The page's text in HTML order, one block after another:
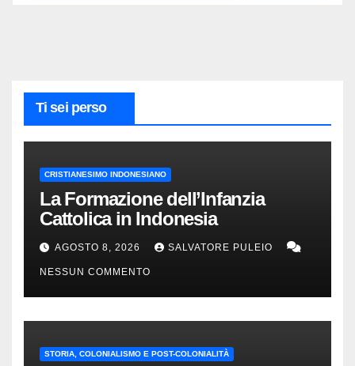
Ti sei perso
CRISTIANESIMO INDONESIANO
La Formazione dell’Infanzia
Cattolica in Indonesia
AGOSTO 8, 2026 SALVATORE PULEIO
NESSUN COMMENTO
STORIA, COLONIALISMO E POST-COLONIALITÀ